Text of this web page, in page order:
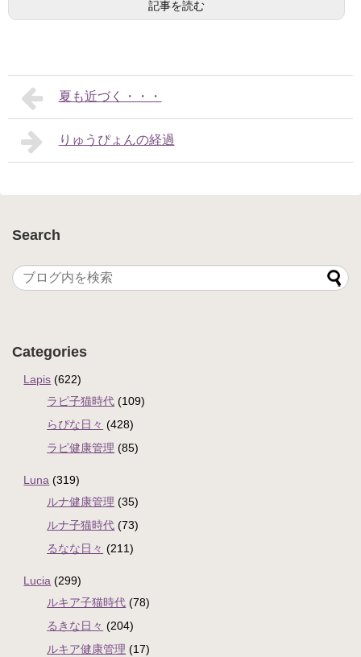
記事を読む
夏も近づく・・・
りゅうぴょんの経過
Search
Categories
Lapis (622)
ラピ子猫時代 (109)
らぴな日々 (428)
ラピ健康管理 (85)
Luna (319)
ルナ健康管理 (35)
ルナ子猫時代 (73)
るなな日々 (211)
Lucia (299)
ルキア子猫時代 (78)
るきな日々 (204)
ルキア健康管理 (17)